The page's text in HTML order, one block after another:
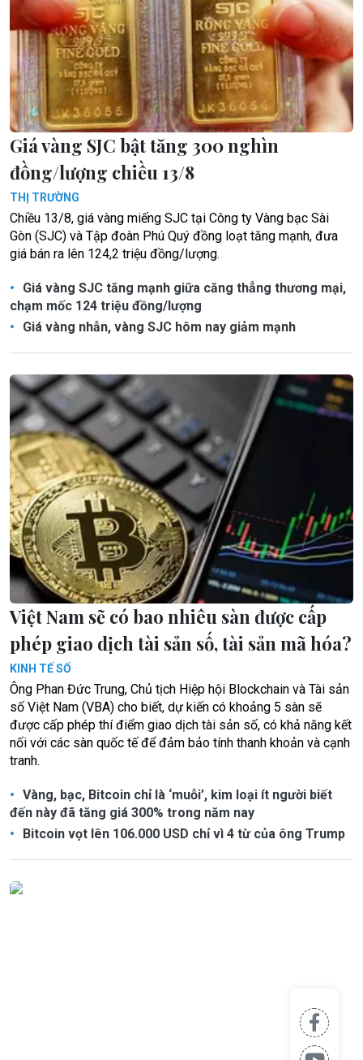
Giá vàng SJC bật tăng 300 nghìn
đồng/lượng chiều 13/8
THỊ TRƯỜNG
Chiều 13/8, giá vàng miếng SJC tại Công ty Vàng bạc Sài
Gòn (SJC) và Tập đoàn Phú Quý đồng loạt tăng mạnh, đưa
giá bán ra lên 124,2 triệu đồng/lượng.
Giá vàng SJC tăng mạnh giữa căng thẳng thương mại,
chạm mốc 124 triệu đồng/lượng
Giá vàng nhẫn, vàng SJC hôm nay giảm mạnh
Việt Nam sẽ có bao nhiêu sàn được cấp
phép giao dịch tài sản số, tài sản mã hóa?
KINH TẾ SỐ
Ông Phan Đức Trung, Chủ tịch Hiệp hội Blockchain và Tài sản
số Việt Nam (VBA) cho biết, dự kiến có khoảng 5 sàn sẽ
được cấp phép thí điểm giao dịch tài sản số, có khả năng kết
nối với các sàn quốc tế để đảm bảo tính thanh khoản và cạnh
tranh.
Vàng, bạc, Bitcoin chỉ là ‘muỗi’, kim loại ít người biết
đến này đã tăng giá 300% trong năm nay
Bitcoin vọt lên 106.000 USD chỉ vì 4 từ của ông Trump